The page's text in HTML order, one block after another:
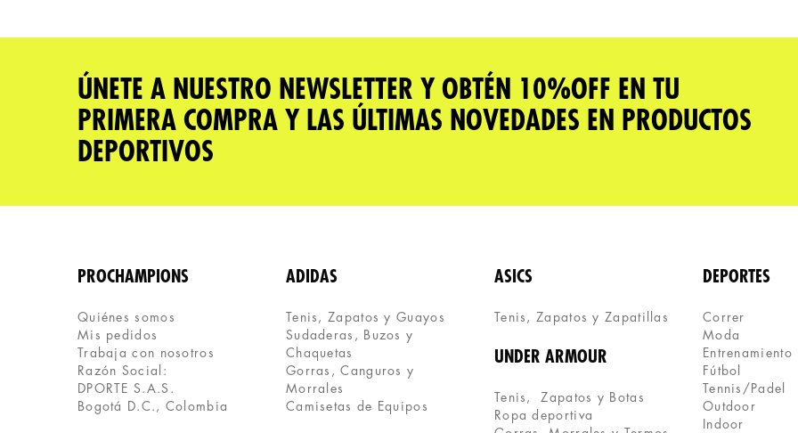
★★★★★
Dirección de email
ENVIAR COMENTARIO
ÚNETE A NUESTRO NEWSLETTER Y OBTÉN 10%OFF EN TU
PRIMERA COMPRA Y LAS ÚLTIMAS NOVEDADES EN PRODUCTOS
DEPORTIVOS
PROCHAMPIONS
Quiénes somos
Mis pedidos
Trabaja con nosotros
Razón Social:
DPORTE S.A.S.
Bogotá D.C., Colombia
ADIDAS
Tenis, Zapatos y Guayos
Sudaderas, Buzos y
Chaquetas
Gorras, Canguros y
Morrales
Camisetas de Equipos
ASICS
Tenis, Zapatos y Zapatillas
UNDER ARMOUR
Tenis,  Zapatos y Botas
Ropa deportiva
DEPORTES
Correr
Moda
Entrenamiento
Fútbol
Tennis/Padel
Outdoor
Indoor